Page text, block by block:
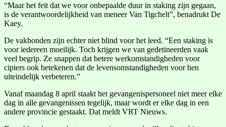
“Maar het feit dat we voor onbepaalde duur in staking zijn gegaan,
is de verantwoordelijkheid van meneer Van Tigchelt”, benadrukt De
Kaey.
De vakbonden zijn echter niet blind voor het leed. “Een staking is
voor iedereen moeilijk. Toch krijgen we van gedetineerden vaak
veel begrip. Ze snappen dat betere werkomstandigheden voor
cipiers ook betekenen dat de levensomstandigheden voor hen
uiteindelijk verbeteren.”
Vanaf maandag 8 april staakt het gevangenispersoneel niet meer elke
dag in alle gevangenissen tegelijk, maar wordt er elke dag in een
andere provincie gestaakt. Dat meldt VRT Nieuws.